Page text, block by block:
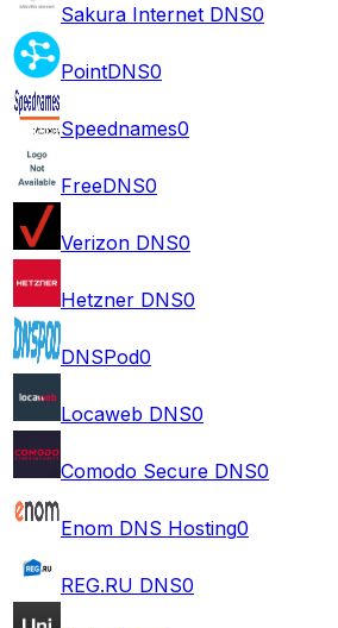
Sakura Internet DNS0
PointDNS0
Speednames0
FreeDNS0
Verizon DNS0
Hetzner DNS0
DNSPod0
Locaweb DNS0
Comodo Secure DNS0
Enom DNS Hosting0
REG.RU DNS0